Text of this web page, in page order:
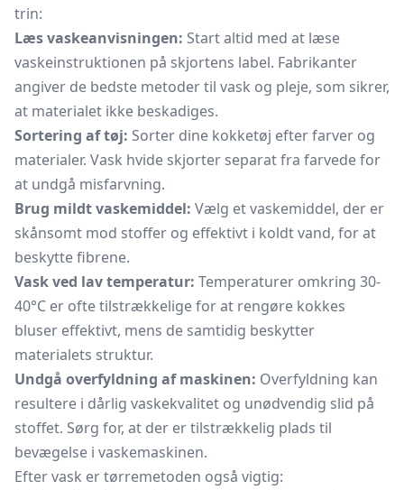
trin:
Læs vaskeanvisningen: Start altid med at læse
vaskeinstruktionen på skjortens label. Fabrikanter
angiver de bedste metoder til vask og pleje, som sikrer,
at materialet ikke beskadiges.
Sortering af tøj: Sorter dine kokketøj efter farver og
materialer. Vask hvide skjorter separat fra farvede for
at undgå misfarvning.
Brug mildt vaskemiddel: Vælg et vaskemiddel, der er
skånsomt mod stoffer og effektivt i koldt vand, for at
beskytte fibrene.
Vask ved lav temperatur: Temperaturer omkring 30-
40°C er ofte tilstrækkelige for at rengøre kokkes
bluser effektivt, mens de samtidig beskytter
materialets struktur.
Undgå overfyldning af maskinen: Overfyldning kan
resultere i dårlig vaskekvalitet og unødvendig slid på
stoffet. Sørg for, at der er tilstrækkelig plads til
bevægelse i vaskemaskinen.
Efter vask er tørremetoden også vigtig: